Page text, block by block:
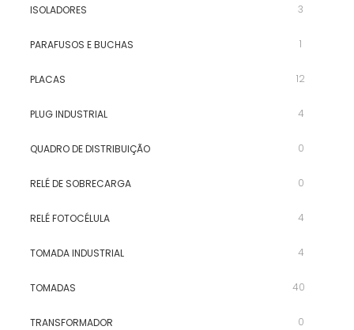
ISOLADORES 3
PARAFUSOS E BUCHAS 1
PLACAS 12
PLUG INDUSTRIAL 4
QUADRO DE DISTRIBUIÇÃO 0
RELÉ DE SOBRECARGA 0
RELÉ FOTOCÉLULA 4
TOMADA INDUSTRIAL 4
TOMADAS 40
TRANSFORMADOR 0